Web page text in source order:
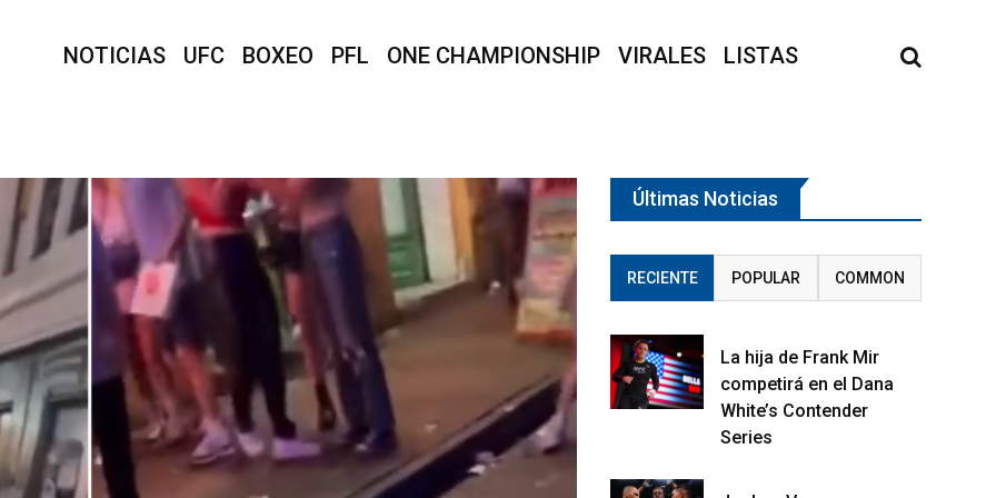
NOTICIAS UFC BOXEO PFL ONE CHAMPIONSHIP VIRALES LISTAS
Últimas Noticias
RECIENTE POPULAR COMMON
La hija de Frank Mir
competirá en el Dana
White’s Contender
Series